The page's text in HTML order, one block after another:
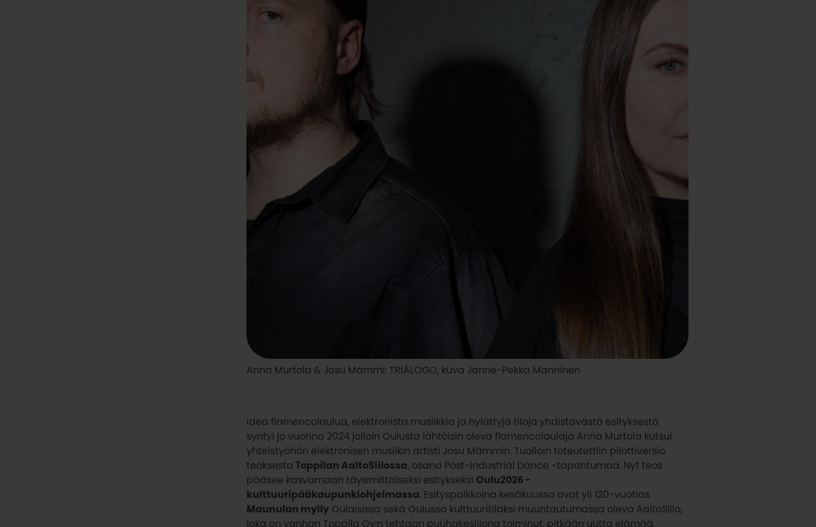
Anna Murtola & Josu Mämmi: TRIÁLOGO, kuva Janne-Pekka Manninen
Idea flamencolaulua, elektronista musiikkia ja hylättyjä tiloja yhdistävästä esityksestä
syntyi jo vuonna 2024 jolloin Oulusta lähtöisin oleva flamencolaulaja Anna Murtola kutsui
yhteistyöhön elektronisen musiikin artisti Josu Mämmin. Tuolloin toteutettiin pilottiversio
teoksesta Toppilan AaltoSiilossa , osana Post-Industrial Dance -tapahtumaa. Nyt teos
pääsee kasvamaan täysimittaiseksi esitykseksi Oulu2026 -
kulttuuripääkaupunkiohjelmassa . Esityspaikkoina kesäkuussa ovat yli 120-vuotias
Maunulan myllyOulaisissa sekä Oulussa kulttuuritilaksi muuntautumassa oleva AaltoSiilo,
joka on vanhan Toppila Oy:n tehtaan puuhakesiilona toiminut, pitkään uutta elämää